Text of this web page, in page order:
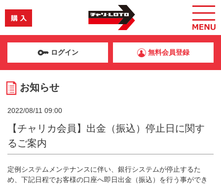
ログイン 無料会員登録
お知らせ
2022/08/11 09:00
【チャリカ会員】出金（振込）停止日に関す
るご案内
定例システムメンテナンスに伴い、銀行システムが停止するた
め、下記日程でお客様の口座へ即日出金（振込）を行う事ができ